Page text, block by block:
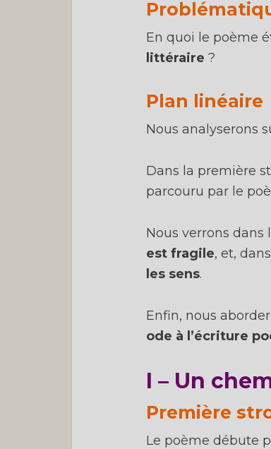
En quoi le poème
littéraire ?
Plan linéaire
Nous analyserons
Dans la première
parcouru par le
Nous verrons
est fragile, et,
les sens.
Enfin, nous
ode à l’écriture
I – Un
Première
Le poème débute